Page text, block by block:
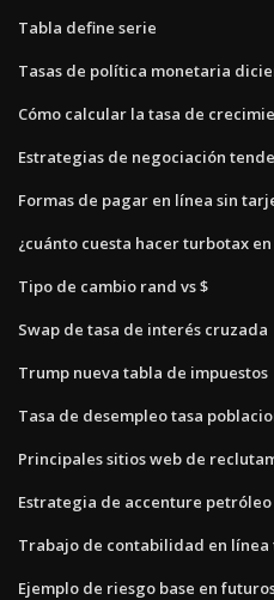
Tabla define serie
Tasas de política monetaria
Cómo calcular la tasa de
Estrategias de negociación
Formas de pagar en línea sin
¿cuánto cuesta hacer turbotax en
Tipo de cambio rand vs $
Swap de tasa de interés cruzada
Trump nueva tabla de impuestos
Tasa de desempleo tasa
Principales sitios web de
Estrategia de accenture petróleo
Trabajo de contabilidad en línea
Ejemplo de riesgo base en